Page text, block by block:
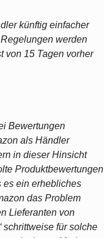
künftig einfacher
werden
von 15 Tagen vorher
Bewertungen
als Händler
in dieser Hinsicht
Produktbewertungen
es ein erhebliches
das Problem
Lieferanten von
schrittweise für solche